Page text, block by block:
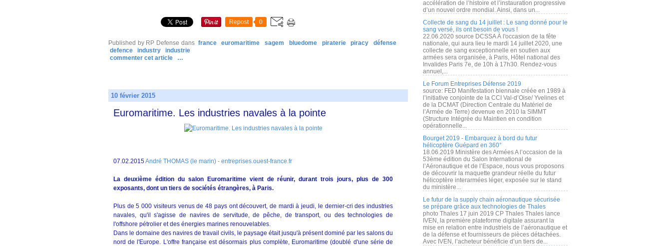
Repost 0
Published by RP Defense dans france euromaritime sagem bluedome piraterie piracy
défense
defence
industry
industrie
commenter cet article
…
10 février 2015
Euromaritime. Les industries navales à la pointe
07.02.2015André THOMAS (le marin) - entreprises.ouest-france.fr
La deuxième édition du salon Euromaritime vient de réunir, durant trois jours, plus de 300
exposants, dont un tiers de sociétés étrangères, à Paris.
Plus de 5 000 visiteurs venus de 48 pays ont découvert, de mardi à jeudi, le dernier-cri des industries
navales, qu'il s'agisse de navires de servitude, de pêche, de transport, ou des technologies de
l'offshore pétrolier et des énergies marines renouvelables.
Dans le domaine des navires de travail civils, le paysage était jusqu'à présent dominé par les salons du
nord de l'Europe. L'offre française est désormais plus complète, Euromaritime (doublé d'une série de
accélération de l’histoire et l’instauration progressive
d’un nouvel ordre mondial. Ainsi, dans un...
Collecte de sang du 14 juillet : Le sang donné pour le
sang versé, ils ont besoin de vous !
22.06.2020 source DCSSA À l'occasion de la fête
nationale, qui aura lieu le mardi 14 juillet 2020, une
collecte de sang exceptionnelle en soutien aux
armées sera organisée, à Paris, Hôtel national des
Invalides Paris 7e, de 10h à 17h30. Rendez-vous
annuel,...
Le Forum Entreprises Défense 2019
source: FED Manifestation biennale créée en 1989 à
l’initiative conjointe de la CCI Val-d’Oise/ Yvelines et
de la DCMAT (Direction Centrale du Matériel de
l’Armée de Terre) devenue en 2010 la SIMMT
(Structure Intégrée du Maintien en condition
opérationnelle...
Bourget 2019 - Embarquez à bord du futur
hélicoptère Guépard en 360°
18.06.2019 Ministère des Armées A l’occasion de la
53ème édition du Salon International de
l’Aéronautique et de l’Espace, nous vous proposons
de découvrir la maquette grandeur réelle du futur
hélicoptère interarmées léger, exposée sur le stand
du ministère...
Le futur de la supply chain aéronautique sécurisée
se prépare grâce aux technologies de Thales
photo Thales 17 juin 2019 CP Thales Thales lance
IVEN, la première plateforme digitale assurant la
mise en relation entre industriels de l’aéronautique et
de la défense et fournisseurs de pièces détachées.
Avec IVEN, l’acheteur bénéficie d’un tiers de...